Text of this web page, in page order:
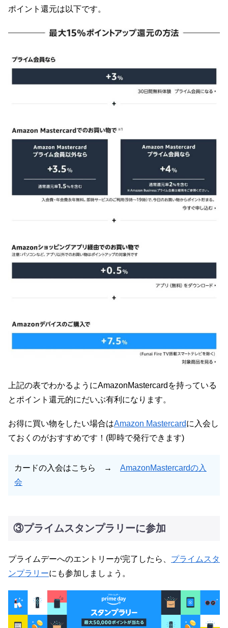
ポイント還元は以下です。
上記の表でわかるようにAmazonMastercardを持っている
とポイント還元的にだいぶ有利になります。
お得に買い物をしたい場合はAmazon Mastercardに入会し
ておくのがおすすめです！(即時で発行できます)
カードの入会はこちら → AmazonMastercardの入
会
③プライムスタンプラリーに参加
プライムデーへのエントリーが完了したら、 プライムスタ
ンプラリーにも参加しましょう。